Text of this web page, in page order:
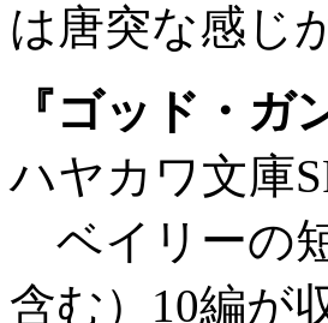
は唐突な感じ
『ゴッド・
ハヤカワ文庫
ベイリーの
含む）10編が